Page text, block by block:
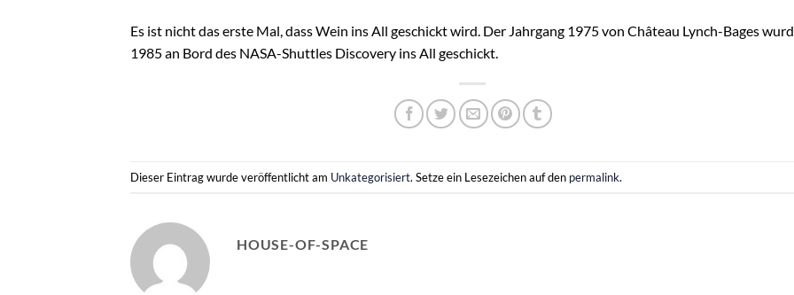
Es ist nicht das erste Mal, dass Wein ins All geschickt wird. Der Jahrgang 1975 von Château Lynch-Bages
1985 an Bord des NASA-Shuttles Discovery ins All geschickt.
Dieser Eintrag wurde veröffentlicht am Unkategorisiert. Setze ein Lesezeichen auf den permalink.
HOUSE-OF-SPACE